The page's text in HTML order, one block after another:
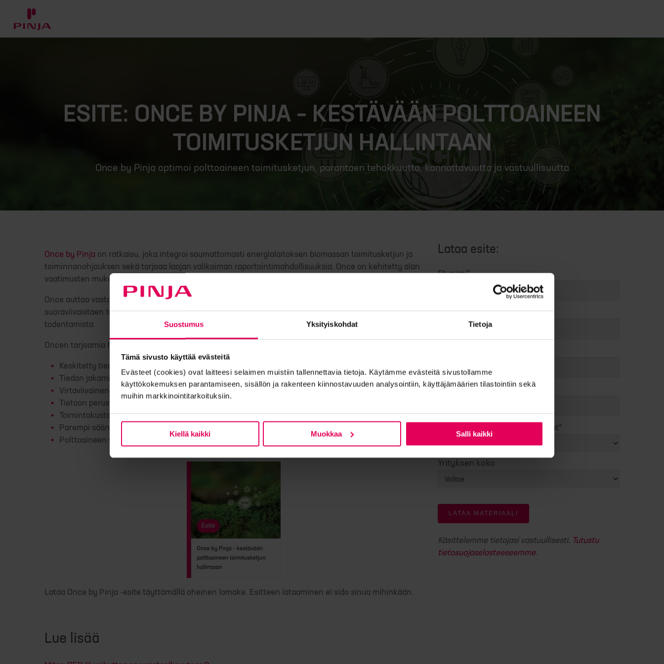
Suostumus Yksityiskohdat Tietoja
Tämä sivusto käyttää evästeitä
Evästeet (cookies) ovat laitteesi selaimen muistiin tallennettavia tietoja. Käytämme evästeitä sivustollamme
käyttökokemuksen parantamiseen, sisällön ja rakenteen kiinnostavuuden analysointiin, käyttäjämäärien tilastointiin sekä
muihin markkinointitarkoituksiin.
Kiellä kaikki Muokkaa Salli kaikki
ESITE: ONCE BY PINJA – KESTÄVÄÄN POLTTOAINEEN
TOIMITUSKETJUN HALLINTAAN
Once by Pinja optimoi polttoaineen toimitusketjun, parantaen tehokkuutta, kannattavuutta ja vastuullisuutta
Once by Pinja on ratkaisu, joka integroi saumattomasti energialaitoksen biomassan toimitusketjun ja
toiminnanohjauksen sekä tarjoaa laajan valikoiman raportointimahdollisuuksia. Once on kehitetty alan
vaatimusten mukaiseksi yhdessä energia-alan asiakkaidemme kanssa.
Once auttaa vastaamaan kestävyysraportoinnin ja RED III -direktiivin vaatimuksiin mm.
suoraviivaistaen tarvittavien raporttien tuottamista sekä tukemalla materiaalien alkuperän
todentamista.
Oncen tarjoamia hyötyjä ovat:
Keskitetty tiedonhallinta
Tiedon jakaminen kaikkien toimitusketjun osapuolten kesken
Virtaviivainen ja valvottu toimitusketju
Tietoon perustuva päätöksenteko
Toimintakustannusten vähentäminen ja optimointi
Parempi sääntelyn noudattaminen
Polttoaineen vastuullisuutta koskevien tietojen hallinta
Lataa Once by Pinja -esite täyttämällä oheinen lomake. Esitteen lataaminen ei sido sinua mihinkään.
Lue lisää
Lataa esite:
Etunimi*
Sukunimi*
Puhelinnumero
Olen ensisijaisesti kiinnostunut*
Yrityksen koko
Käsittelemme tietojasi vastuullisesti. Tutustu
tietosuojaselosteeseemme.